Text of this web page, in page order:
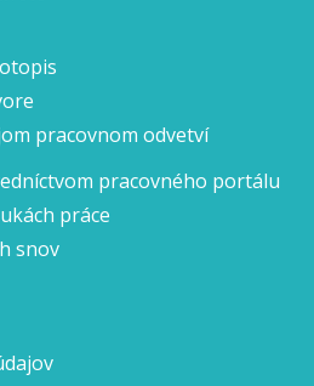
pracovnom odvetví
pracovného portálu
práce
snov